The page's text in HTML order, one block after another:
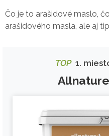
Čo je to arašidové maslo,
arašidového masla, ale aj
TOP1.
Allnature